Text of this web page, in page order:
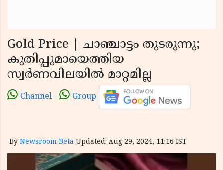
Gold Price | ചാഞ്ചാട്ടം തുടരുന്നു;
കുതിപ്പുമായെത്തിയ
സ്വര്‍ണവിലയില്‍ മാറ്റമില്ല
Channel Group
By Newsroom Beta Updated: Aug 29, 2024, 11:16 IST